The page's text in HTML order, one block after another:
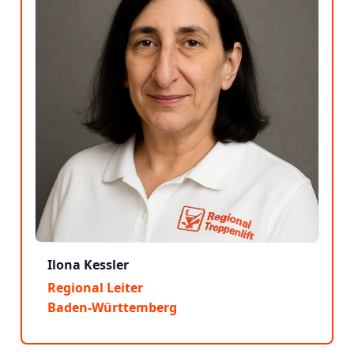
Ilona Kessler
Regional Leiter
Baden-Württemberg